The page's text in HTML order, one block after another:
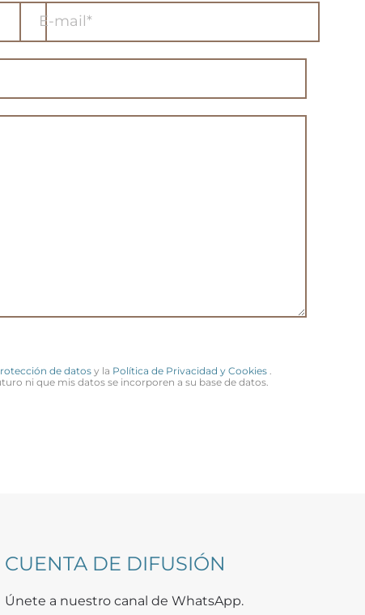
de datos y la Política de Privacidad y Cookies
ni que mis datos se incorporen a su base de datos.
CUENTA DE DIFUSIÓN
Únete a nuestro canal de WhatsApp.